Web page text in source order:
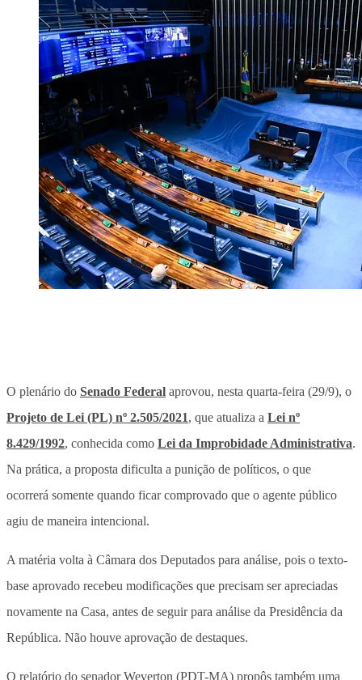
O plenário do Senado Federal aprovou, nesta quarta-feira (29/9), o
Projeto de Lei (PL) nº 2.505/2021, que atualiza a Lei nº
8.429/1992, conhecida como Lei da Improbidade Administrativa.
Na prática, a proposta dificulta a punição de políticos, o que
ocorrerá somente quando ficar comprovado que o agente público
agiu de maneira intencional.
A matéria volta à Câmara dos Deputados para análise, pois o texto-
base aprovado recebeu modificações que precisam ser apreciadas
novamente na Casa, antes de seguir para análise da Presidência da
República. Não houve aprovação de destaques.
O relatório do senador Weverton (PDT-MA) propôs também uma